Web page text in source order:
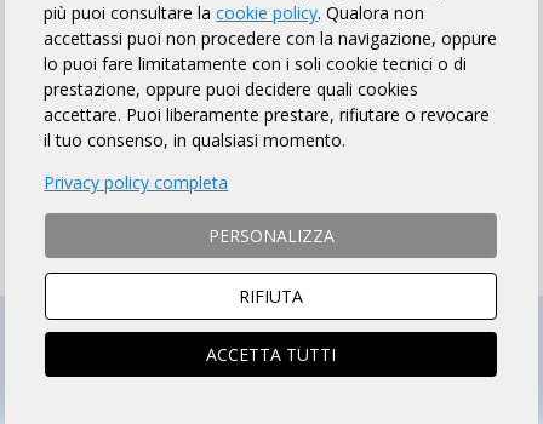
Si ACCETTANO anche ciclisti non tesseraticon
richiesta di contributo assicurativo giornaliero di € 10.00
ISTRUZIONI PER ISCRIZIONI ONLINE
ISCRIZIONI CHIUSE
più puoi consultare lacookie policy. Qualora non
accettassi puoi non procedere con la navigazione, oppure
lo puoi fare limitatamente con i soli cookie tecnici o di
prestazione, oppure puoi decidere quali cookies
accettare. Puoi liberamente prestare, rifiutare o revocare
il tuo consenso, in qualsiasi momento.
Privacy policy completa
PERSONALIZZA
RIFIUTA
ACCETTA TUTTI